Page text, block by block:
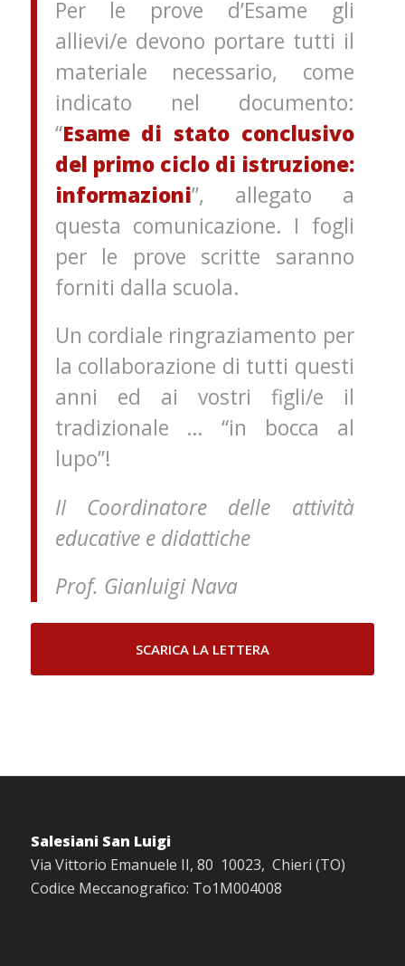
Per le prove d’Esame gli
allievi/e devono portare tutti il
materiale necessario, come
indicato nel documento:
“Esame di stato conclusivo
del primo ciclo di istruzione:
informazioni”, allegato a
questa comunicazione. I fogli
per le prove scritte saranno
forniti dalla scuola.
Un cordiale ringraziamento per
la collaborazione di tutti questi
anni ed ai vostri figli/e il
tradizionale … “in bocca al
lupo”!
II Coordinatore delle attività
educative e didattiche
Prof. Gianluigi Nava
SCARICA LA LETTERA
Salesiani San Luigi
Via Vittorio Emanuele II, 80 10023, Chieri (TO)
Codice Meccanografico: To1M004008